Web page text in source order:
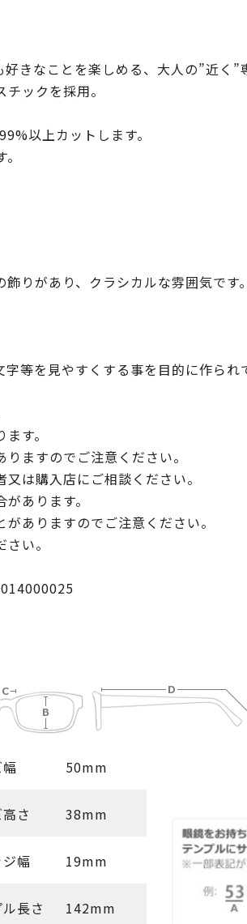
きなことを楽しめる、大人の”近く”
ックを採用。
以上カットします。
りがあり、クラシカルな雰囲気です
等を見やすくする事を目的に作ら
す。
ますのでご注意ください。
は購入店にご相談ください。
あります。
ありますのでご注意ください。
い。
50mm
さ 38mm
幅 19mm
長さ 142mm